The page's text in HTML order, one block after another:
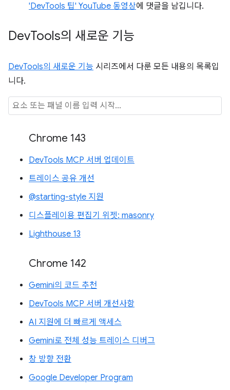
'DevTools 팁' YouTube 동영상에 댓글을 남깁니다.
DevTools의 새로운 기능
DevTools의 새로운 기능 시리즈에서 다룬 모든 내용의 목록입
니다.
Chrome 143
DevTools MCP 서버 업데이트
트레이스 공유 개선
@starting-style 지원
디스플레이용 편집기 위젯: masonry
Lighthouse 13
Chrome 142
Gemini의 코드 추천
DevTools MCP 서버 개선사항
AI 지원에 더 빠르게 액세스
Gemini로 전체 성능 트레이스 디버그
창 방향 전환
Google Developer Program